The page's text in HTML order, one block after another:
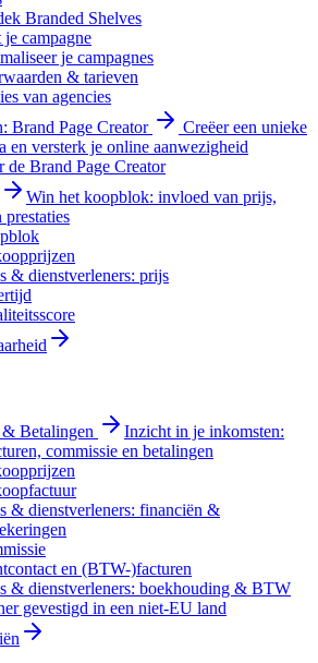
Branded Shelves
je campagne
je campagnes
& tarieven
van agencies
Brand Page Creator
Creëer een unieke
en versterk je online aanwezigheid
de Brand Page Creator
Win het koopblok: invloed van prijs,
& dienstverleners: prijs
Betalingen
Inzicht in je inkomsten:
commissie en betalingen
& dienstverleners: financiën &
en (BTW-)facturen
& dienstverleners: boekhouding & BTW
gevestigd in een niet-EU land